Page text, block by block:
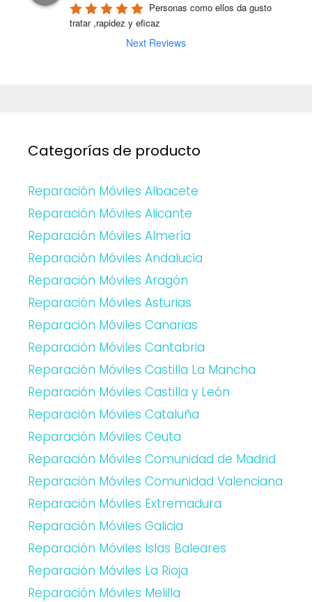
Personas como ellos da gusto
tratar ,rapidez y eficaz
Next Reviews
Categorías de producto
Reparación Móviles Albacete
Reparación Móviles Alicante
Reparación Móviles Almería
Reparación Móviles Andalucía
Reparación Móviles Aragón
Reparación Móviles Asturias
Reparación Móviles Canarias
Reparación Móviles Cantabria
Reparación Móviles Castilla La Mancha
Reparación Móviles Castilla y León
Reparación Móviles Cataluña
Reparación Móviles Ceuta
Reparación Móviles Comunidad de Madrid
Reparación Móviles Comunidad Valenciana
Reparación Móviles Extremadura
Reparación Móviles Galicia
Reparación Móviles Islas Baleares
Reparación Móviles La Rioja
Reparación Móviles Melilla